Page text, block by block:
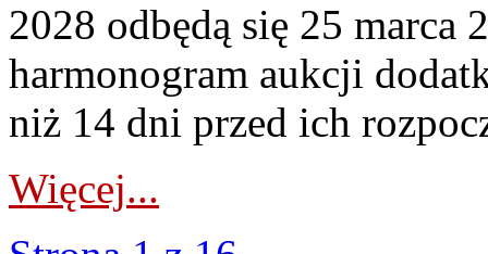
2028 odbędą się 25 marca
harmonogram aukcji
niż 14 dni przed ich
Więcej...